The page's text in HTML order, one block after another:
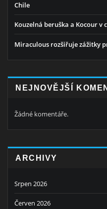
Chile
Kouzelná beruška a Kocour v
Miraculous rozšiřuje zážitky
NEJNOVĚJŠÍ
Žádné komentáře.
ARCHIVY
Srpen 2026
Červen 2026